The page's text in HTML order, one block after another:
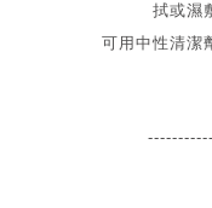
拭或濕
可用中性清潔